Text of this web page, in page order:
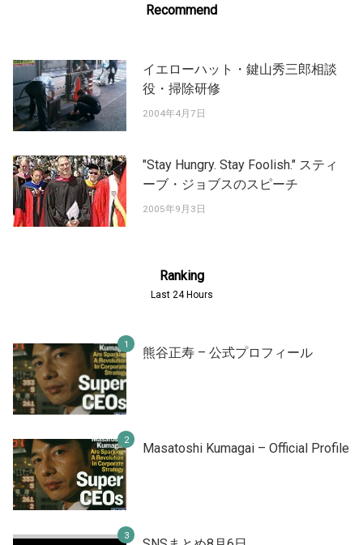
Recommend
イエローハット・鍵山秀三郎相談
役・掃除研修
2004年4月7日
"Stay Hungry. Stay Foolish." スティ
ーブ・ジョブスのスピーチ
2005年9月3日
Ranking
Last 24 Hours
熊谷正寿 – 公式プロフィール
Masatoshi Kumagai – Official Profile